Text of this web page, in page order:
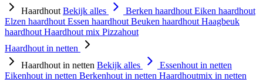
Haardhout Bekijk alles Berken haardhout Eiken haardhout
Elzen haardhout Essen haardhout Beuken haardhout Haagbeuk
haardhout Haardhout mix Pizzahout
Haardhout in netten
Haardhout in netten Bekijk alles
Essenhout in netten
Eikenhout in netten Berkenhout in netten Haardhoutmix in netten